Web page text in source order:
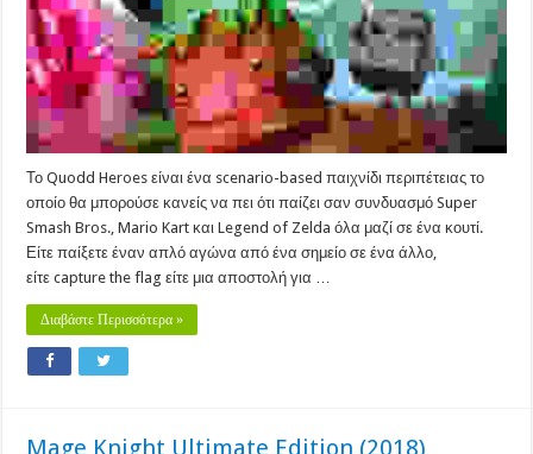
Το Quodd Heroes είναι ένα scenario-based παιχνίδι περιπέτειας το
οποίο θα μπορούσε κανείς να πει ότι παίζει σαν συνδυασμό Super
Smash Bros., Mario Kart και Legend of Zelda όλα μαζί σε ένα κουτί.
Είτε παίξετε έναν απλό αγώνα από ένα σημείο σε ένα άλλο,
είτε capture the flag είτε μια αποστολή για …
Διαβάστε Περισσότερα »
Mage Knight Ultimate Edition (2018)